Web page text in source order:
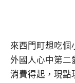
來西門町想吃個
外國人心中第二
消費得起，現點